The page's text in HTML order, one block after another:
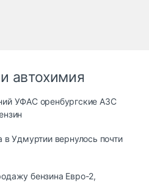
автохимия
УФАС оренбургские АЗС
в Удмуртии вернулось почти
бензина Евро-2,